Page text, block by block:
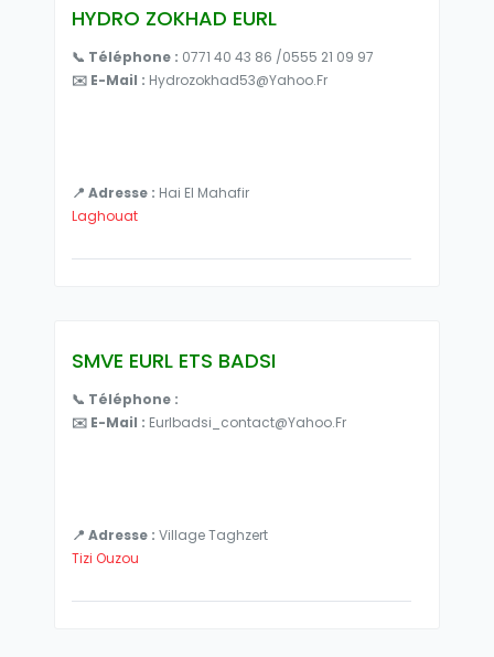
HYDRO ZOKHAD EURL
📞 Téléphone : 0771 40 43 86 /0555 21 09 97
✉️ E-Mail : Hydrozokhad53@yahoo.fr
📍 Adresse : Hai El Mahafir
Laghouat
SMVE EURL ETS BADSI
📞 Téléphone :
✉️ E-Mail : Eurlbadsi_contact@yahoo.fr
📍 Adresse : Village Taghzert
Tizi Ouzou